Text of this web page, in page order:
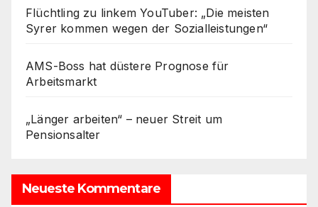
Flüchtling zu linkem YouTuber: „Die meisten
Syrer kommen wegen der Sozialleistungen“
AMS-Boss hat düstere Prognose für
Arbeitsmarkt
„Länger arbeiten“ – neuer Streit um
Pensionsalter
Neueste Kommentare